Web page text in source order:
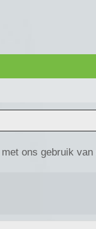
ons gebruik van